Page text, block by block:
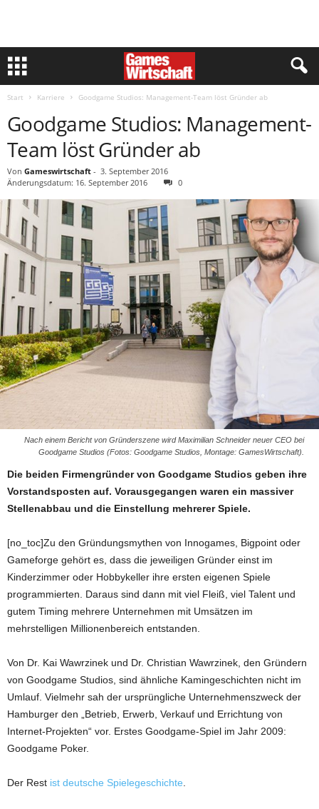
Start Karriere Goodgame Studios: Management-Team löst Gründer ab
Goodgame Studios: Management-
Team löst Gründer ab
Von Gameswirtschaft - 3. September 2016
Änderungsdatum: 16. September 2016
0
Nach einem Bericht von Gründerszene wird Maximilian Schneider neuer CEO bei
Goodgame Studios (Fotos: Goodgame Studios, Montage: GamesWirtschaft).
Die beiden Firmengründer von Goodgame Studios geben ihre
Vorstandsposten auf. Vorausgegangen waren ein massiver
Stellenabbau und die Einstellung mehrerer Spiele.
[no_toc]Zu den Gründungsmythen von Innogames, Bigpoint oder
Gameforge gehört es, dass die jeweiligen Gründer einst im
Kinderzimmer oder Hobbykeller ihre ersten eigenen Spiele
programmierten. Daraus sind dann mit viel Fleiß, viel Talent und
gutem Timing mehrere Unternehmen mit Umsätzen im
mehrstelligen Millionenbereich entstanden.
Von Dr. Kai Wawrzinek und Dr. Christian Wawrzinek, den Gründern
von Goodgame Studios, sind ähnliche Kamingeschichten nicht im
Umlauf. Vielmehr sah der ursprüngliche Unternehmenszweck der
Hamburger den „Betrieb, Erwerb, Verkauf und Errichtung von
Internet-Projekten“ vor. Erstes Goodgame-Spiel im Jahr 2009:
Goodgame Poker.
Der Rest ist deutsche Spielegeschichte